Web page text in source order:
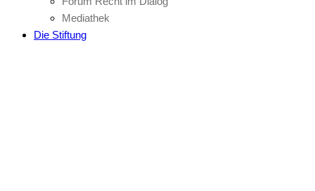
Mediathek
Die Stiftung